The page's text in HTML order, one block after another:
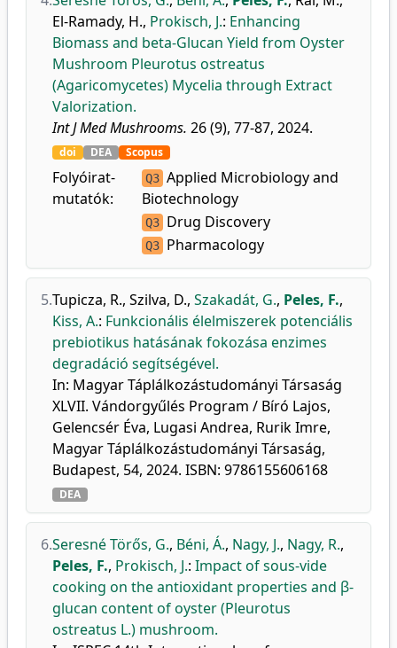
El-Ramady, H., Prokisch, J.: Enhancing
Biomass and beta-Glucan Yield from Oyster
Mushroom Pleurotus ostreatus
(Agaricomycetes) Mycelia through Extract
Valorization.
Int J Med Mushrooms. 26 (9), 77-87, 2024.
doi DEA Scopus
Folyóirat-
mutatók:
Q3 Applied Microbiology and
Biotechnology
Q3 Drug Discovery
Q3 Pharmacology
5.Tupicza, R., Szilva, D., Szakadát, G., Peles, F.,
Kiss, A.: Funkcionális élelmiszerek potenciális
prebiotikus hatásának fokozása enzimes
degradáció segítségével.
In: Magyar Táplálkozástudományi Társaság
XLVII. Vándorgyűlés Program / Bíró Lajos,
Gelencsér Éva, Lugasi Andrea, Rurik Imre,
Magyar Táplálkozástudományi Társaság,
Budapest, 54, 2024. ISBN: 9786155606168
DEA
6.Seresné Törős, G., Béni, Á., Nagy, J., Nagy, R.,
Peles, F., Prokisch, J.: Impact of sous-vide
cooking on the antioxidant properties and β-
glucan content of oyster (Pleurotus
ostreatus L.) mushroom.